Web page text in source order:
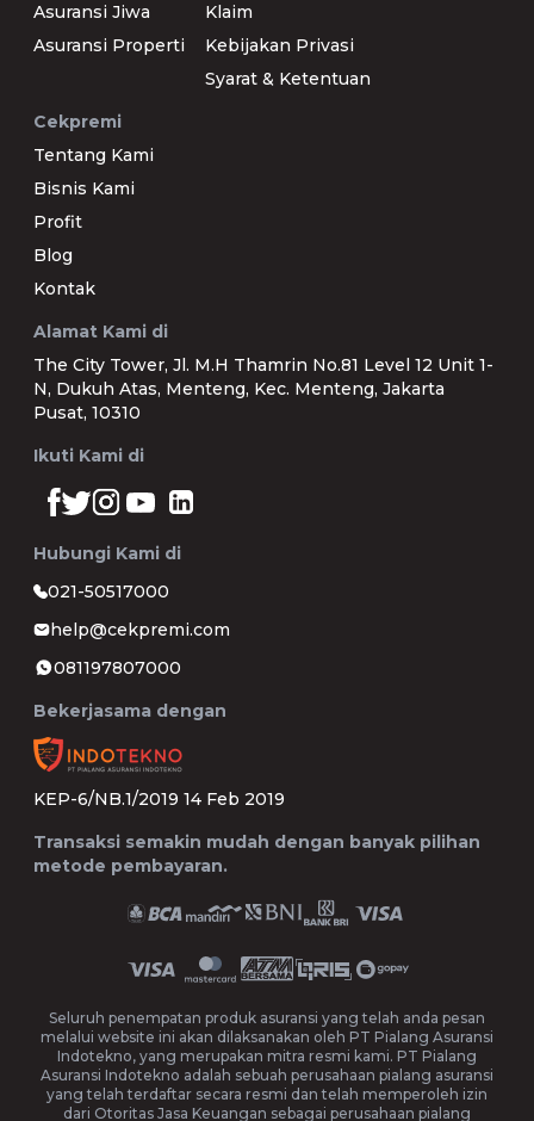
Asuransi Jiwa
Asuransi Properti
Klaim
Kebijakan Privasi
Syarat & Ketentuan
Cekpremi
Tentang Kami
Bisnis Kami
Profit
Blog
Kontak
Alamat Kami di
The City Tower, Jl. M.H Thamrin No.81 Level 12 Unit 1-
N, Dukuh Atas, Menteng, Kec. Menteng, Jakarta
Pusat, 10310
Ikuti Kami di
Hubungi Kami di
021-50517000
help@cekpremi.com
081197807000
Bekerjasama dengan
KEP-6/NB.1/2019 14 Feb 2019
Transaksi semakin mudah dengan banyak pilihan
metode pembayaran.
Seluruh penempatan produk asuransi yang telah anda pesan
melalui website ini akan dilaksanakan oleh PT Pialang Asuransi
Indotekno, yang merupakan mitra resmi kami. PT Pialang
Asuransi Indotekno adalah sebuah perusahaan pialang asuransi
yang telah terdaftar secara resmi dan telah memperoleh izin
dari Otoritas Jasa Keuangan sebagai perusahaan pialang